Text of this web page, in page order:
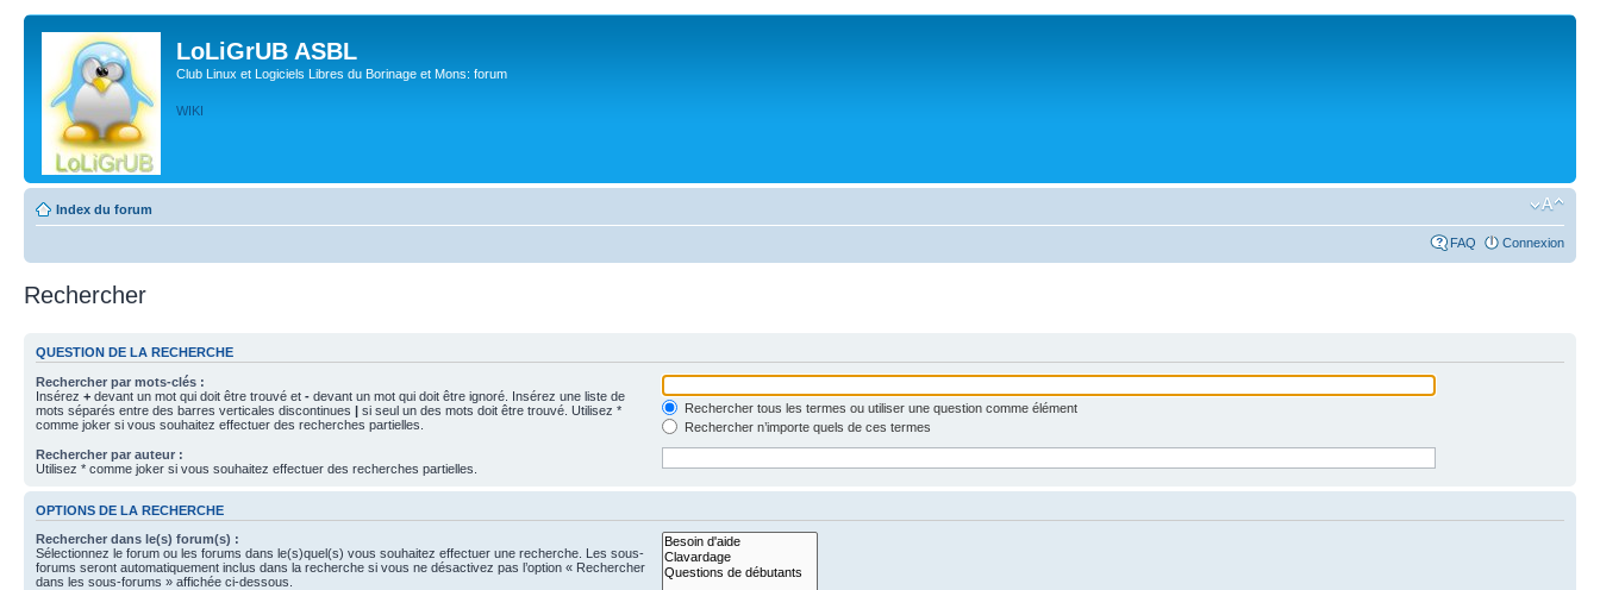
LoLiGrUB ASBL
Club Linux et Logiciels Libres du Borinage et Mons: forum
WIKI
Index du forum
FAQ Connexion
Rechercher
QUESTION DE LA RECHERCHE
Rechercher par mots-clés :
Insérez + devant un mot qui doit être trouvé et - devant un mot qui doit être ignoré. Insérez une liste de
mots séparés entre des barres verticales discontinues | si seul un des mots doit être trouvé. Utilisez *
comme joker si vous souhaitez effectuer des recherches partielles.
Rechercher tous les termes ou utiliser une question comme élément
Rechercher n’importe quels de ces termes
Rechercher par auteur :
Utilisez * comme joker si vous souhaitez effectuer des recherches partielles.
OPTIONS DE LA RECHERCHE
Rechercher dans le(s) forum(s) :
Sélectionnez le forum ou les forums dans le(s)quel(s) vous souhaitez effectuer une recherche. Les sous-
forums seront automatiquement inclus dans la recherche si vous ne désactivez pas l’option « Rechercher
dans les sous-forums » affichée ci-dessous.